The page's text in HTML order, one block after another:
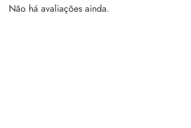
Não há avaliações ainda.